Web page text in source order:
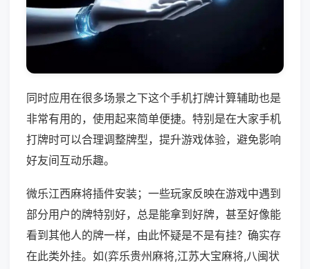
同时应用在很多场景之下这个手机打牌计算辅助也是
非常有用的，使用起来简单便捷。特别是在大家手机
打牌时可以合理调整牌型，提升游戏体验，避免影响
好友间互动乐趣。
微乐江西麻将插件安装；一些玩家反映在游戏中遇到
部分用户的牌特别好，总是能拿到好牌，甚至好像能
看到其他人的牌一样，由此怀疑是不是有挂？确实存
在此类外挂。如(弈乐贵州麻将,江苏大宝麻将,八闽状